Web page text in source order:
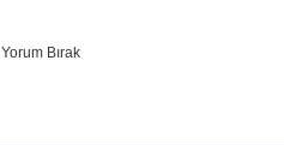
Yorum Bırak